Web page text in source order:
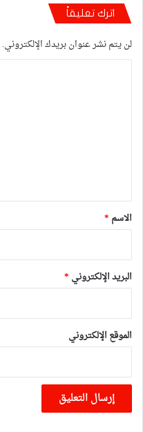
اترك تعليقاً
لن يتم نشر عنوان بريدك الإلكتروني.
*
الاسم *
البريد الإلكتروني *
الموقع الإلكتروني